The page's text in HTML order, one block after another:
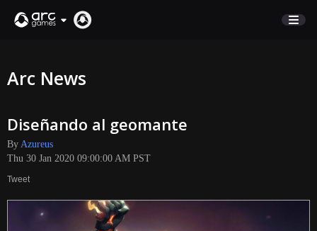
SUPPORT
Sign In
Français
Arc News
Diseñando al geomante
By Azureus
Thu 30 Jan 2020 09:00:00 AM PST
Tweet